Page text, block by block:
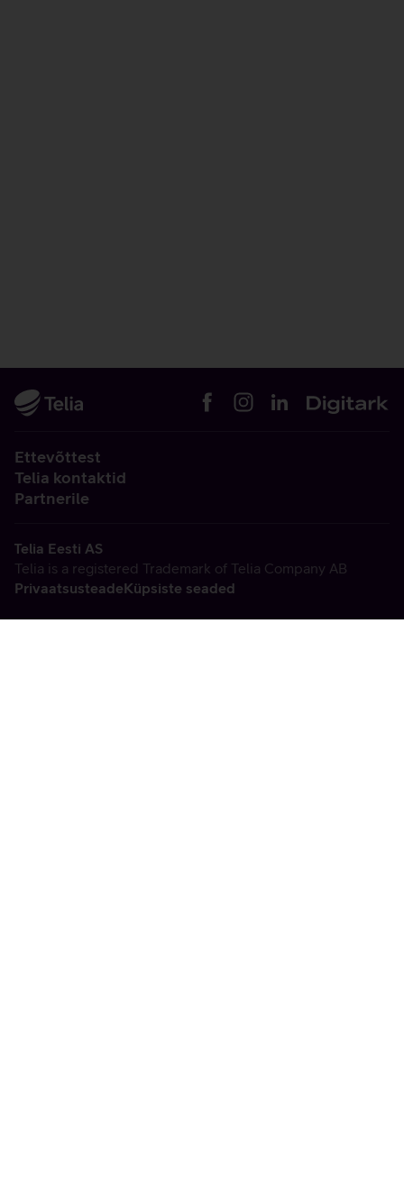
Ettevõttest
Telia kontaktid
Partnerile
Telia Eesti AS
Telia is a registered Trademark of Telia Company AB
PrivaatsusteadeKüpsiste seaded